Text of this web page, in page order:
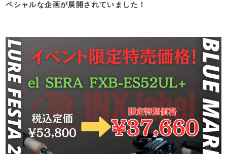
ペシャルな企画が展開されていました！